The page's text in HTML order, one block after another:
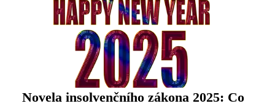
Novela insolvenčního zákona 2025: Co